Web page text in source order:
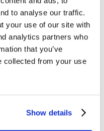
to analyse our traffic.
your use of our site with
analytics partners who
that you’ve
collected from your use
Show details